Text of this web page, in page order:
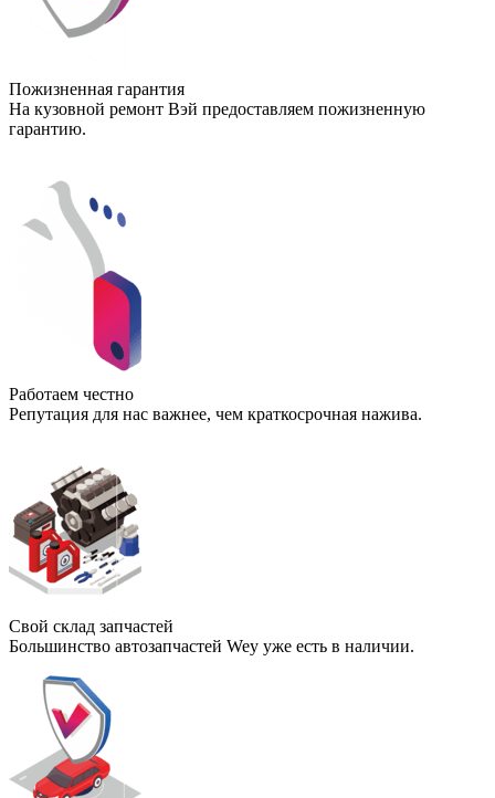
Пожизненная гарантия
На кузовной ремонт Вэй предоставляем пожизненную
гарантию.
Работаем честно
Репутация для нас важнее, чем краткосрочная нажива.
Свой склад запчастей
Большинство автозапчастей Wey уже есть в наличии.